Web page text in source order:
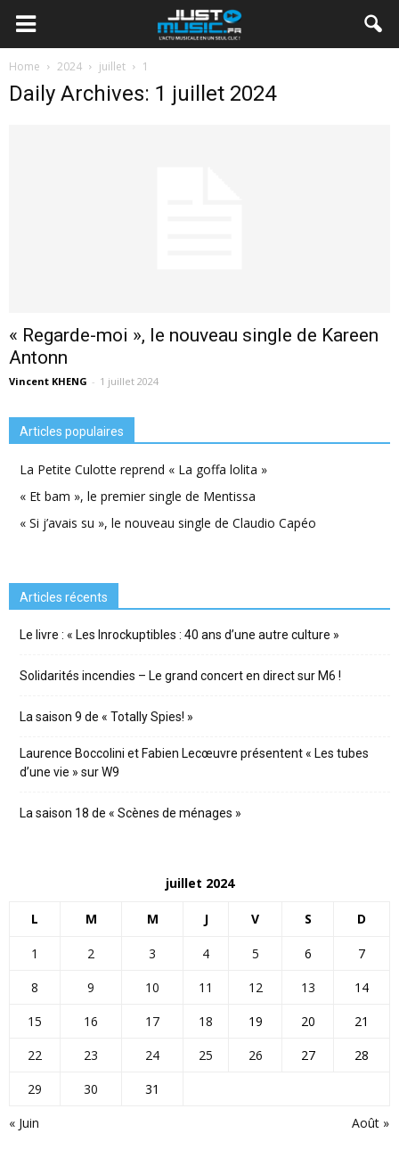
Home 2024 juillet 1
Daily Archives: 1 juillet 2024
« Regarde-moi », le nouveau single de Kareen
Antonn
Vincent KHENG - 1 juillet 2024
Articles populaires
La Petite Culotte reprend « La goffa lolita »
« Et bam », le premier single de Mentissa
« Si j’avais su », le nouveau single de Claudio Capéo
Articles récents
Le livre : « Les Inrockuptibles : 40 ans d’une autre culture »
Solidarités incendies – Le grand concert en direct sur M6 !
La saison 9 de « Totally Spies! »
Laurence Boccolini et Fabien Lecœuvre présentent « Les tubes
d’une vie » sur W9
La saison 18 de « Scènes de ménages »
juillet 2024
L M M J V S D
« Juin Août »
1 2 3 4 5 6
7
8
9 10 11 12 13
14
15
16 17 18 19 20
21
22
23 24 25 26 27
28
29
30 31